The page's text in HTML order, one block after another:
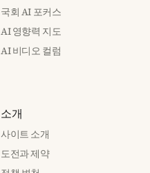
국회 AI 포커스
AI 영향력 지도
AI 비디오 컬럼
소개
사이트 소개
도전과 제약